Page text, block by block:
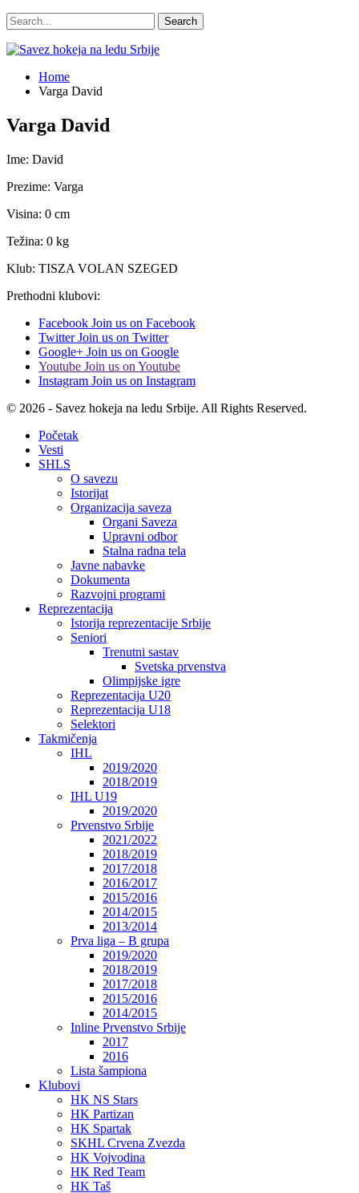
Home
Varga David
Varga David
Ime: David
Prezime: Varga
Visina: 0 cm
Težina: 0 kg
Klub: TISZA VOLAN SZEGED
Prethodni klubovi:
Facebook Join us on Facebook
Twitter Join us on Twitter
Google+ Join us on Google
Youtube Join us on Youtube
Instagram Join us on Instagram
© 2026 - Savez hokeja na ledu Srbije. All Rights Reserved.
Početak
Vesti
SHLS
O savezu
Istorijat
Organizacija saveza
Organi Saveza
Upravni odbor
Stalna radna tela
Javne nabavke
Dokumenta
Razvojni programi
Reprezentacija
Istorija reprezentacije Srbije
Seniori
Trenutni sastav
Svetska prvenstva
Olimpijske igre
Reprezentacija U20
Reprezentacija U18
Selektori
Takmičenja
IHL
2019/2020
2018/2019
IHL U19
2019/2020
Prvenstvo Srbije
2021/2022
2018/2019
2017/2018
2016/2017
2015/2016
2014/2015
2013/2014
Prva liga – B grupa
2019/2020
2018/2019
2017/2018
2015/2016
2014/2015
Inline Prvenstvo Srbije
2017
2016
Lista šampiona
Klubovi
HK NS Stars
HK Partizan
HK Spartak
SKHL Crvena Zvezda
HK Vojvodina
HK Red Team
HK Taš